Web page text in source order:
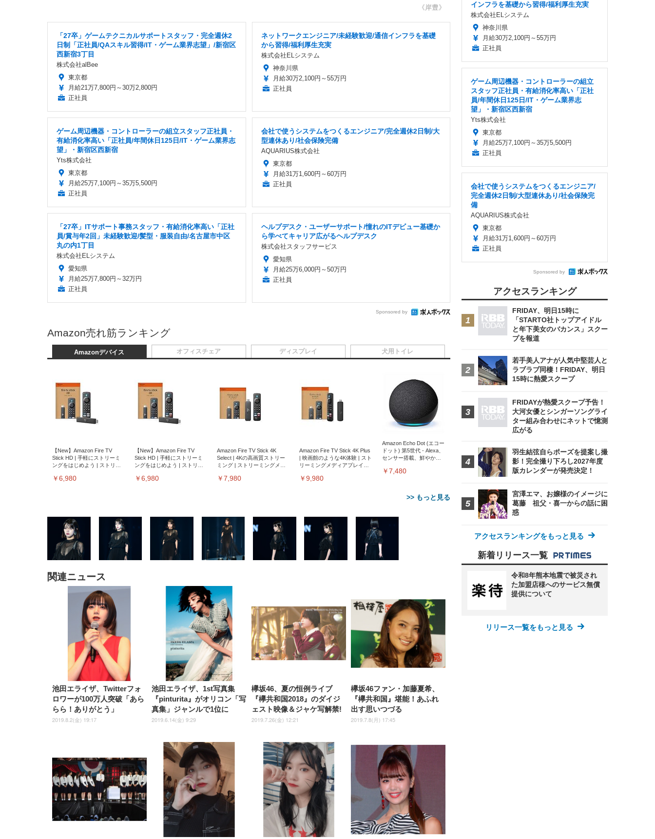
《岸豊》
「27卒」ゲームテクニカルサポートスタッフ・完全週休2
日制「正社員/QAスキル習得/IT・ゲーム業界志望」/新宿区
西新宿3丁目
株式会社alBee
東京都
月給21万7,800円～30万2,800円
正社員
ネットワークエンジニア/未経験歓迎/通信インフラを基礎
から習得/福利厚生充実
株式会社ELシステム
神奈川県
月給30万2,100円～55万円
正社員
ゲーム周辺機器・コントローラーの組立スタッフ正社員・
有給消化率高い「正社員/年間休日125日/IT・ゲーム業界志
望」・新宿区西新宿
Yts株式会社
東京都
月給25万7,100円～35万5,500円
正社員
会社で使うシステムをつくるエンジニア/完全週休2日制/大
型連休あり/社会保険完備
AQUARIUS株式会社
東京都
月給31万1,600円～60万円
正社員
「27卒」ITサポート事務スタッフ・有給消化率高い「正社
員/賞与年2回」未経験歓迎/髪型・服装自由/名古屋市中区
丸の内1丁目
株式会社ELシステム
愛知県
月給25万7,800円～32万円
正社員
ヘルプデスク・ユーザーサポート/憧れのITデビュー基礎か
ら学べてキャリア広がるヘルプデスク
株式会社スタッフサービス
愛知県
月給25万6,000円～50万円
正社員
Sponsored by
Amazon売れ筋ランキング
Amazonデバイス
【New】Amazon Fire TV
Stick HD | 手軽にストリーミ
ングをはじめよう | ストリー
￥6,980
【New】Amazon Fire TV
Stick HD | 手軽にストリーミ
ングをはじめよう | ストリー
￥6,980
Amazon Fire TV Stick 4K
Select | 4Kの高画質ストリー
ミング | ストリーミングメデ
￥7,980
Amazon Fire TV Stick 4K Plus
| 映画館のような4K体験 | スト
リーミングメディアプレイヤ
￥9,980
Amazon Echo Dot (エコー
ドット) 第5世代 - Alexa、
センサー搭載、鮮やかな
￥7,480
>> もっと見る
オフィスチェア
[EdoErgo] オフィスチェア 椅
子 テレワーク 疲れない 跳ね
上げ式アームレスト コンパク
ト 約105度ロッキング pc 事務
椅子 360度回転 座面昇降 強化
ナイロン樹脂ベース 通気性メ
ッシュ 在宅ワーク H-
WY01(黒網+黒枠+黒足)
SIHOO B100 オフィスチェア
／デスクチェア メッシュチェ
ア 人間工学 疲れない ブラッ
Sezlife オフィスチェア デスク
チェア 疲れない テレワーク
チェア 強化バックレスト 30
度ロッキング機能 人間工学 椅
子 腰サポート 90度跳ね上げ
式アームレスト 3Dヘッドレス
ト ハンガー付き 高反発クッシ
ョン PCチェア 通気性メッシ
ュ ゲーミング/勉強/事務用 お
しゃれ パソコンチェア (ブラ
ック)
￥7,680
チェア 疲れない テレワーク
チェア 強化バックレスト 30度
ロッキング機能 人間工学 椅子
腰サポート 90度跳ね上げ式ア
ームレスト 3Dヘッドレスト
ハンガー付き 高反発クッショ
ン PCチェア 通気性メッシュ
ゲーミング/勉強/事務用 おし
ゃれ パソコンチェア (ホワイ
￥7,680
ッシュ 通気性 ランバーサ
ポート付き 腰サポート ガ
ス圧無段階昇降 360度回
転 キャスター付き コンパ
クト 幅52×奥行58.5×高さ
84～96cm テレワーク 在
宅勤務 ブラック
￥4,139
ディスプレイ
ムモニター | FlexScan
EV3240X-WT | 31.5型4K
UHD・USB Type-C・ホワイ
￥105,595
EIZO ビジネス向けプレミア
ムモニター | FlexScan
EV2740X-WT | 27.0型4K
UHD・USB Type-C・ホワイ
ニター DualSense 充電フッ
ク付き（CFI-ZDM1J）
￥49,979
HD（1920×1080）VA 非光
沢 HDMI/DisplayPort/VGA
スピーカー内蔵 高さ調整 ス
イベル VESA対応
ComfortView ビジネス向け
￥15,800
Gaming Monitor 24” Essential ゲ
ーミングモニター QD 24.5インチ
1ms FHD 量子ドット 残像低減 (3
年保証 | 輝点保証 | 日本メーカー)
￥34,980
犬用トイレ
Amazonベーシック ペットシ
ーツ 薄型 レギュラー 1回使い
捨て 無香料 ホワイト 300枚
Amazonベーシック ペットシ
ーツ 厚型 ワイド 42枚x2袋(84
枚) ホワイト(吸収面:ライトブ
ネオ・ルーライフ ネオ・オム
ツ L 中型犬用 26枚入り 単品
￥1,800
ック) 【Amazon.co.jp限定】
Smart Basic アイリスオーヤマ
ペットシーツ 超厚型 お徳用
ワイド 100枚入 (x 1) (ケース
販売)
￥3,670
ュラー 200枚入
【Amazon.co.jp限定】
￥3,731
関連ニュース
池田エライザ、Twitterフォ
ロワーが100万人突破「あら
らら！ありがとう」
2019.8.2(金) 19:17
池田エライザ、1st写真集
『pinturita』がオリコン「写
真集」ジャンルで1位に
2019.6.14(金) 9:29
欅坂46、夏の恒例ライブ
『欅共和国2018』のダイジ
ェスト映像＆ジャケ写解禁!
2019.7.26(金) 12:21
欅坂46ファン・加藤夏希、
『欅共和国』堪能！あふれ
出す思いつづる
2019.7.8(月) 17:45
インフラを基礎から習得/福利厚生充実
株式会社ELシステム
神奈川県
月給30万2,100円～55万円
正社員
ゲーム周辺機器・コントローラーの組立
スタッフ正社員・有給消化率高い「正社
員/年間休日125日/IT・ゲーム業界志
望」・新宿区西新宿
Yts株式会社
東京都
月給25万7,100円～35万5,500円
正社員
会社で使うシステムをつくるエンジニア/
完全週休2日制/大型連休あり/社会保険完
備
AQUARIUS株式会社
東京都
月給31万1,600円～60万円
正社員
Sponsored by
アクセスランキング
FRIDAY、明日15時に
「STARTO社トップアイドル
と年下美女のバカンス」スクー
プを報道
若手美人アナが人気中堅芸人と
ラブラブ同棲！FRIDAY、明日
15時に熱愛スクープ
FRIDAYが熱愛スクープ予告！
大河女優とシンガーソングライ
ター組み合わせにネットで憶測
広がる
羽生結弦自らポーズを提案し撮
影！完全撮り下ろし2027年度
版カレンダーが発売決定！
宮澤エマ、お嬢様のイメージに
葛藤 祖父・喜一からの話に困
惑
アクセスランキングをもっと見る
新着リリース一覧
令和8年熊本地震で被災され
た加盟店様へのサービス無償
提供について
リリース一覧をもっと見る